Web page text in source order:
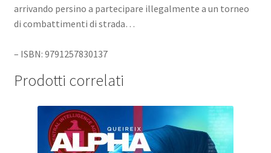
arrivando persino a partecipare illegalmente a un torneo
di combattimenti di strada…
– ISBN: 9791257830137
Prodotti correlati